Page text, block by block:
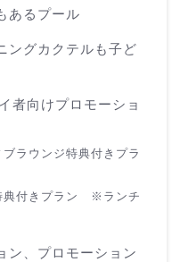
あるプール
ングカクテルも子ど
者向けプロモーショ
ラウンジ特典付きプラ
典付きプラン ※ランチ
ン、プロモーション